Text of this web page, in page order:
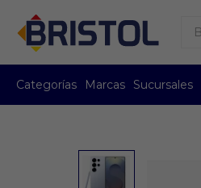
Categorías Marcas Sucursales